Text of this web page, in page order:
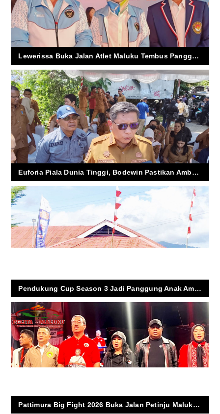
Lewerissa Buka Jalan Atlet Maluku Tembus Panggung Taekwondo Dunia
Euforia Piala Dunia Tinggi, Bodewin Pastikan Ambon Tetap Aman dan Damai
Pendukung Cup Season 3 Jadi Panggung Anak Ambon Mengukir Mimpi di Dunia Sepak Bola
Pattimura Big Fight 2026 Buka Jalan Petinju Maluku ke Dunia